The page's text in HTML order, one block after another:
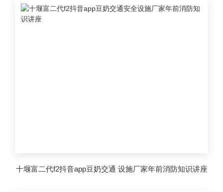
十堰富二代f2抖音app豆奶交通 设施厂家年前消防知识讲座